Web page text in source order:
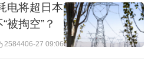
正在成为锂需求的核心
证券研报数据显示，6月
电将超日本
被掏空”？
2584406-27 09:06